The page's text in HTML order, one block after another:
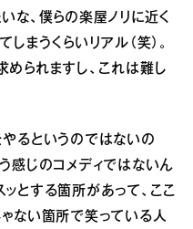
な、僕らの楽屋ノリに近く
まうくらいリアル（笑）。
られますし、これは難し
るというのではないの
感じのコメディではないん
とする箇所があって、ここ
ない箇所で笑っている人